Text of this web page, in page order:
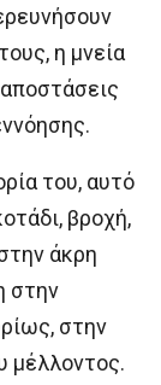
η μνεία
του, αυτό
βροχή,
άκρη
στην
στην
μέλλοντος.